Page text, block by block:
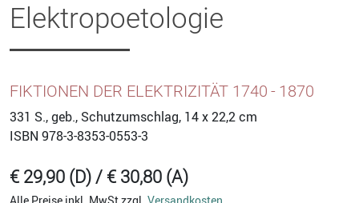
Elektropoetologie
FIKTIONEN DER ELEKTRIZITÄT 1740 - 1870
331 S., geb., Schutzumschlag, 14 x 22,2 cm
ISBN 978-3-8353-0553-3
€ 29,90 (D) / € 30,80 (A)